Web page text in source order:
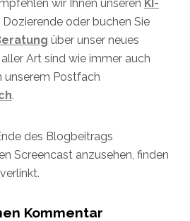
wir Ihnen unseren KI-
Dozierende oder buchen Sie
über unser neues
Art sind wie immer auch
unserem Postfach
.
des Blogbeitrags
Screencast anzusehen, finden
Kommentar